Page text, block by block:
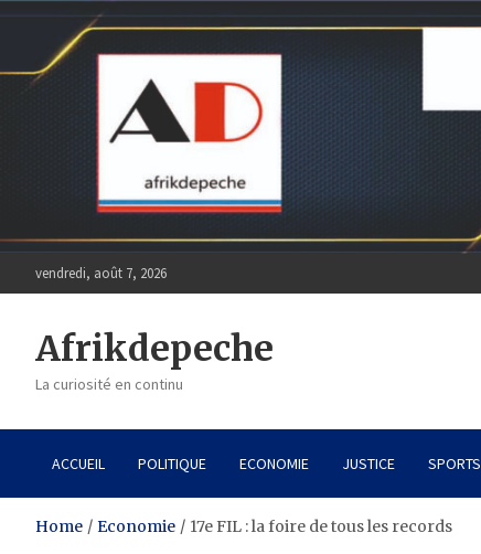
Skip
content
vendredi, août 7, 2026
Afrikdepeche
La curiosité en continu
ACCUEIL POLITIQUE ECONOMIE JUSTICE SPORTS
Home Economie 17e FIL : la foire de tous les records